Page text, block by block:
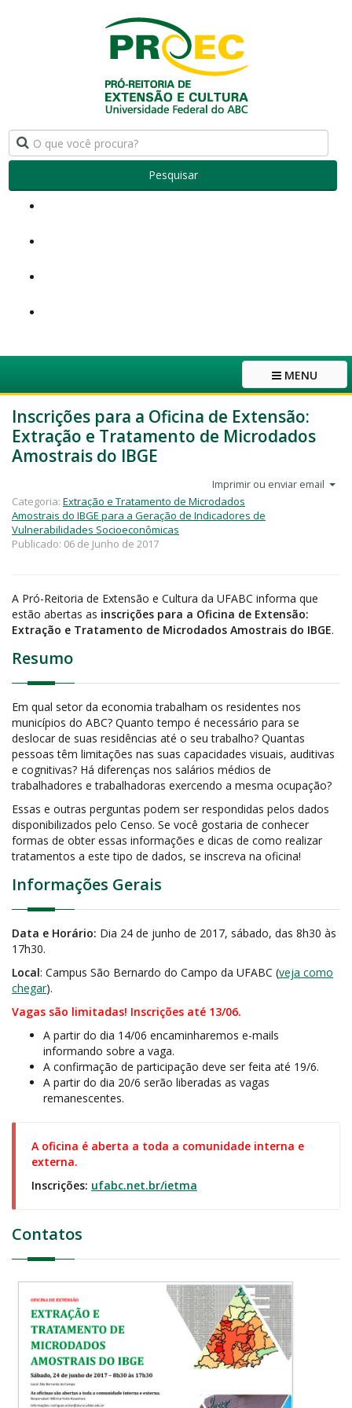
Pesquisar
MENU
Inscrições para a Oficina de Extensão:
Extração e Tratamento de Microdados
Amostrais do IBGE
Imprimir ou enviar email
Categoria: Extração e Tratamento de Microdados
Amostrais do IBGE para a Geração de Indicadores de
Vulnerabilidades Socioeconômicas
Publicado: 06 de Junho de 2017
A Pró-Reitoria de Extensão e Cultura da UFABC informa que
estão abertas as inscrições para a Oficina de Extensão:
Extração e Tratamento de Microdados Amostrais do IBGE.
Resumo
Em qual setor da economia trabalham os residentes nos
municípios do ABC? Quanto tempo é necessário para se
deslocar de suas residências até o seu trabalho? Quantas
pessoas têm limitações nas suas capacidades visuais, auditivas
e cognitivas? Há diferenças nos salários médios de
trabalhadores e trabalhadoras exercendo a mesma ocupação?
Essas e outras perguntas podem ser respondidas pelos dados
disponibilizados pelo Censo. Se você gostaria de conhecer
formas de obter essas informações e dicas de como realizar
tratamentos a este tipo de dados, se inscreva na oficina!
Informações Gerais
Data e Horário: Dia 24 de junho de 2017, sábado, das 8h30 às
17h30.
Local: Campus São Bernardo do Campo da UFABC (veja como
chegar).
Vagas são limitadas! Inscrições até 13/06.
A partir do dia 14/06 encaminharemos e-mails
informando sobre a vaga.
A confirmação de participação deve ser feita até 19/6.
A partir do dia 20/6 serão liberadas as vagas
remanescentes.
A oficina é aberta a toda a comunidade interna e
externa.
Inscrições: ufabc.net.br/ietma
Contatos